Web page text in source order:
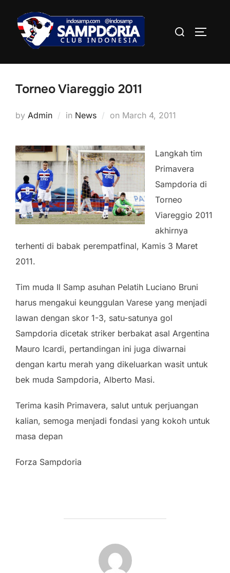
content
Search
Torneo Viareggio 2011
by Admin in News on Posted
March 4, 2011
Langkah tim
Primavera
Sampdoria di
Torneo
Viareggio 2011
akhirnya
terhenti di babak perempatfinal, Kamis 3 Maret
2011.
Tim muda Il Samp asuhan Pelatih Luciano Bruni
harus mengakui keunggulan Varese yang menjadi
lawan dengan skor 1-3, satu-satunya gol
Sampdoria dicetak striker berbakat asal Argentina
Mauro Icardi, pertandingan ini juga diwarnai
dengan kartu merah yang dikeluarkan wasit untuk
bek muda Sampdoria, Alberto Masi.
Terima kasih Primavera, salut untuk perjuangan
kalian, semoga menjadi fondasi yang kokoh untuk
masa depan
Forza Sampdoria
POST AUTHOR